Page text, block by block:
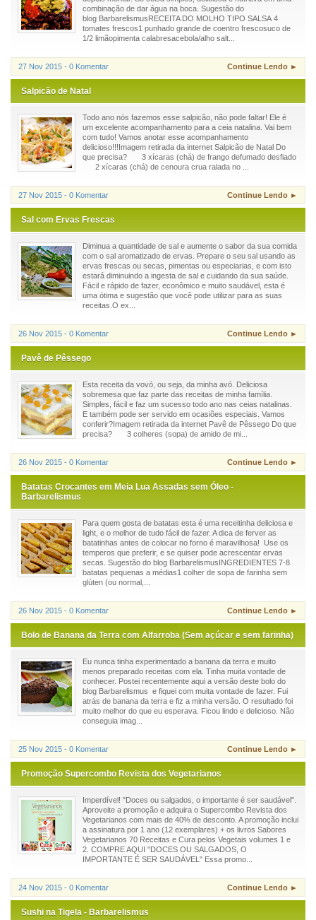
combinação de dar água na boca. Sugestão do
blog BarbarelismusRECEITA DO MOLHO TIPO SALSA 4
tomates frescos1 punhado grande de coentro frescosuco de
1/2 limãopimenta calabresacebola/alho salt...
27 Nov 2015 - 0 Komentar Continue Lendo ►
Salpicão de Natal
Todo ano nós fazemos esse salpicão, não pode faltar! Ele é
um excelente acompanhamento para a ceia natalina. Vai bem
com tudo! Vamos anotar esse acompanhamento
delicioso!!!Imagem retirada da internet Salpicão de Natal Do
que precisa? 3 xícaras (chá) de frango defumado desfiado
2 xícaras (chá) de cenoura crua ralada no ...
27 Nov 2015 - 0 Komentar Continue Lendo ►
Sal com Ervas Frescas
Diminua a quantidade de sal e aumente o sabor da sua comida
com o sal aromatizado de ervas. Prepare o seu sal usando as
ervas frescas ou secas, pimentas ou especiarias, e com isto
estará diminuindo a ingesta de sal e cuidando da sua saúde.
Fácil e rápido de fazer, econômico e muito saudável, esta é
uma ótima e sugestão que você pode utilizar para as suas
receitas.O ex...
26 Nov 2015 - 0 Komentar Continue Lendo ►
Pavê de Pêssego
Esta receita da vovó, ou seja, da minha avó. Deliciosa
sobremesa que faz parte das receitas de minha família.
Simples, fácil e faz um sucesso todo ano nas ceias natalinas.
E também pode ser servido em ocasiões especiais. Vamos
conferir?Imagem retirada da internet Pavê de Pêssego Do que
precisa? 3 colheres (sopa) de amido de mi...
26 Nov 2015 - 0 Komentar Continue Lendo ►
Batatas Crocantes em Meia Lua Assadas sem Óleo -
Barbarelismus
Para quem gosta de batatas esta é uma receitinha deliciosa e
light, e o melhor de tudo fácil de fazer. A dica de ferver as
batatinhas antes de colocar no forno é maravilhosa! Use os
temperos que preferir, e se quiser pode acrescentar ervas
secas. Sugestão do blog BarbarelismusINGREDIENTES 7-8
batatas pequenas a médias1 colher de sopa de farinha sem
glúten (ou normal,...
26 Nov 2015 - 0 Komentar Continue Lendo ►
Bolo de Banana da Terra com Alfarroba (Sem açúcar e sem farinha)
Eu nunca tinha experimentado a banana da terra e muito
menos preparado receitas com ela. Tinha muita vontade de
conhecer. Postei recentemente aqui a versão deste bolo do
blog Barbarelismus e fiquei com muita vontade de fazer. Fui
atrás de banana da terra e fiz a minha versão. O resultado foi
muito melhor do que eu esperava. Ficou lindo e delicioso. Não
conseguia imag...
25 Nov 2015 - 0 Komentar Continue Lendo ►
Promoção Supercombo Revista dos Vegetarianos
Imperdível! "Doces ou salgados, o importante é ser saudável".
Aproveite a promoção e adquira o Supercombo Revista dos
Vegetarianos com mais de 40% de desconto. A promoção inclui
a assinatura por 1 ano (12 exemplares) + os livros Sabores
Vegetarianos 70 Receitas e Cura pelos Vegetais volumes 1 e
2. COMPRE AQUI "DOCES OU SALGADOS, O
IMPORTANTE É SER SAUDÁVEL" Essa promo...
24 Nov 2015 - 0 Komentar Continue Lendo ►
Sushi na Tigela - Barbarelismus